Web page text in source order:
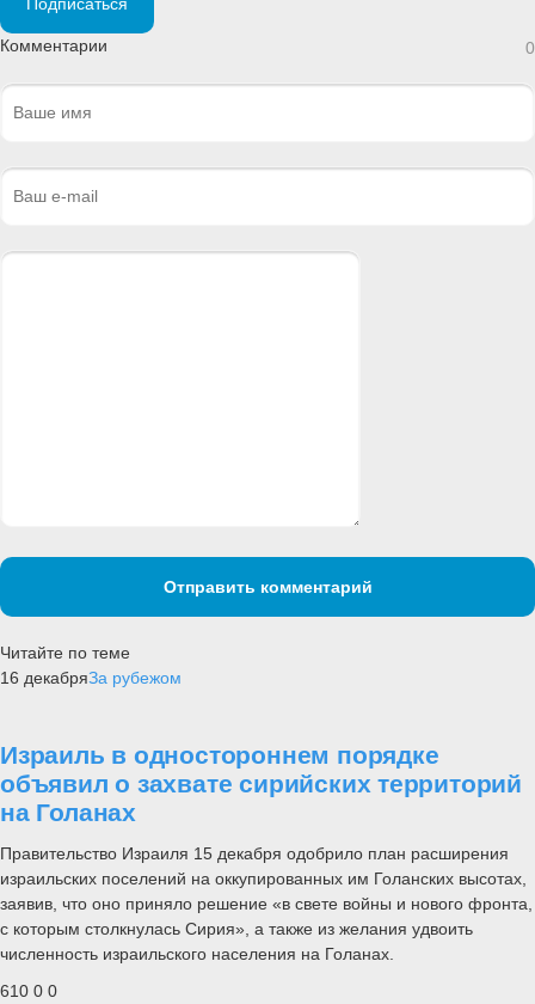
Комментарии 0
Отправить комментарий
Читайте по теме
16 декабряЗа рубежом
Израиль в одностороннем порядке
объявил о захвате сирийских территорий
на Голанах
Правительство Израиля 15 декабря одобрило план расширения
израильских поселений на оккупированных им Голанских высотах,
заявив, что оно приняло решение «в свете войны и нового фронта,
с которым столкнулась Сирия», а также из желания удвоить
численность израильского населения на Голанах.
610 0 0